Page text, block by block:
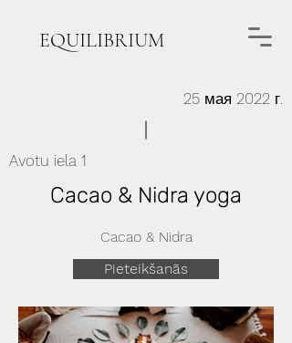
EQUILIBRIUM
25 мая 2022 г.
Avotu iela 1
Cacao & Nidra yoga
Cacao & Nidra
Pieteikšanās